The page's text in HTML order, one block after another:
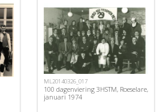
ML20140326_017
100 dagenviering 3HSTM, Roeselare,
januari 1974